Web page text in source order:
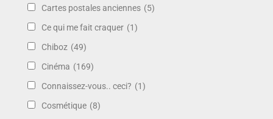
Cartes postales anciennes (5)
Ce qui me fait craquer (1)
Chiboz (49)
Cinéma (169)
Connaissez-vous.. ceci? (1)
Cosmétique (8)